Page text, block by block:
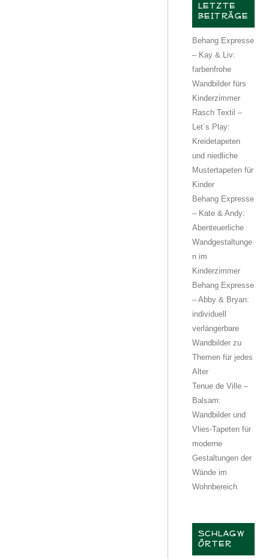
LETZTE
BEITRÄGE
Behang Expresse
– Kay & Liv:
farbenfrohe
Wandbilder fürs
Kinderzimmer
Rasch Textil –
Let´s Play:
Kreidetapeten
und niedliche
Mustertapeten für
Kinder
Behang Expresse
– Kate & Andy:
Abenteuerliche
Wandgestaltunge
n im
Kinderzimmer
Behang Expresse
– Abby & Bryan:
individuell
verlängerbare
Wandbilder zu
Themen für jedes
Alter
Tenue de Ville –
Balsam:
Wandbilder und
Vlies-Tapeten für
moderne
Gestaltungen der
Wände im
Wohnbereich
SCHLAGW
ÖRTER